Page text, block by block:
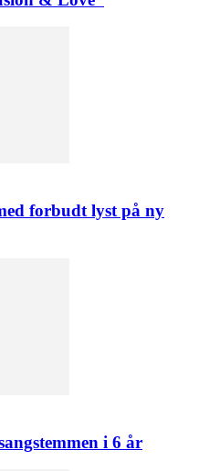
forbudt lyst på ny
i 6 år